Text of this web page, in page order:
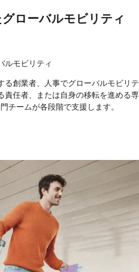
ローバルモビリティ
ルモビリティ
る創業者、人事でグローバルモビリテ
責任者、または自身の移転を進める専
チームが各段階で支援します。